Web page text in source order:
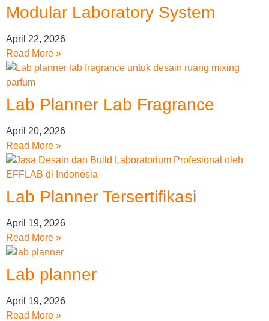
Modular Laboratory System
April 22, 2026
Read More »
Lab Planner Lab Fragrance
April 20, 2026
Read More »
Lab Planner Tersertifikasi
April 19, 2026
Read More »
Lab planner
April 19, 2026
Read More »